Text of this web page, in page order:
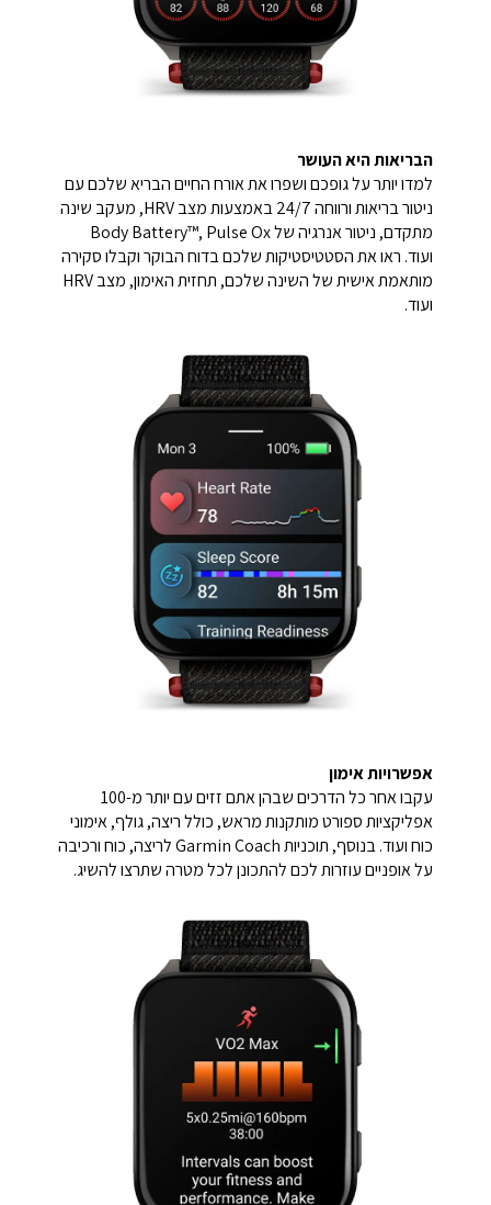
הבריאות היא העושר
למדו יותר על גופכם ושפרו את אורח החיים הבריא שלכם עם
ניטור בריאות ורווחה 24/7 באמצעות מצב HRV, מעקב שינה
מתקדם, ניטור אנרגיה של Body Battery™, Pulse Ox
ועוד. ראו את הסטטיסטיקות שלכם בדוח הבוקר וקבלו סקירה
מותאמת אישית של השינה שלכם, תחזית האימון, מצב HRV
ועוד.
אפשרויות אימון
עקבו אחר כל הדרכים שבהן אתם זזים עם יותר מ-100
אפליקציות ספורט מותקנות מראש, כולל ריצה, גולף, אימוני
כוח ועוד. בנוסף, תוכניות Garmin Coach לריצה, כוח ורכיבה
על אופניים עוזרות לכם להתכונן לכל מטרה שתרצו להשיג.